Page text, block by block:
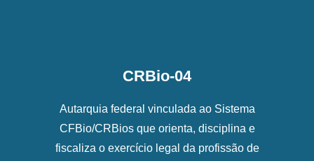
CRBio-04
Autarquia federal vinculada ao Sistema
CFBio/CRBios que orienta, disciplina e
fiscaliza o exercício legal da profissão de